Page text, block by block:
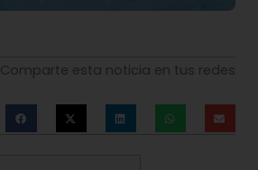
Comparte esta noticia en tus redes